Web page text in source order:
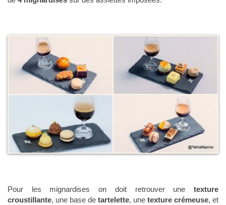
Pour les mignardises on doit retrouver une texture
croustillante, une base de tartelette, une texture crémeuse, et